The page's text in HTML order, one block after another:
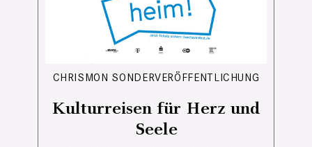
CHRISMON SONDERVERÖFFENTLICHUNG
Kulturreisen für Herz und
Seele